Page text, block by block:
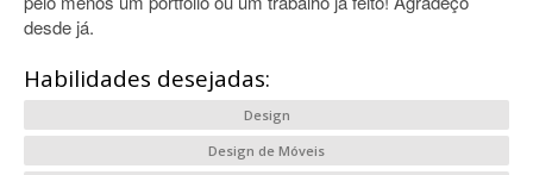
desde já.
Habilidades desejadas:
Design
Design de Móveis